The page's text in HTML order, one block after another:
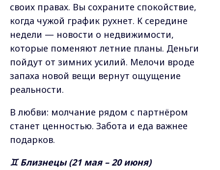
своих правах. Вы сохраните спокойствие,
когда чужой график рухнет. К середине
недели — новости о недвижимости,
которые поменяют летние планы. Деньги
пойдут от зимних усилий. Мелочи вроде
запаха новой вещи вернут ощущение
реальности.
В любви: молчание рядом с партнёром
станет ценностью. Забота и еда важнее
подарков.
♊ Близнецы (21 мая – 20 июня)